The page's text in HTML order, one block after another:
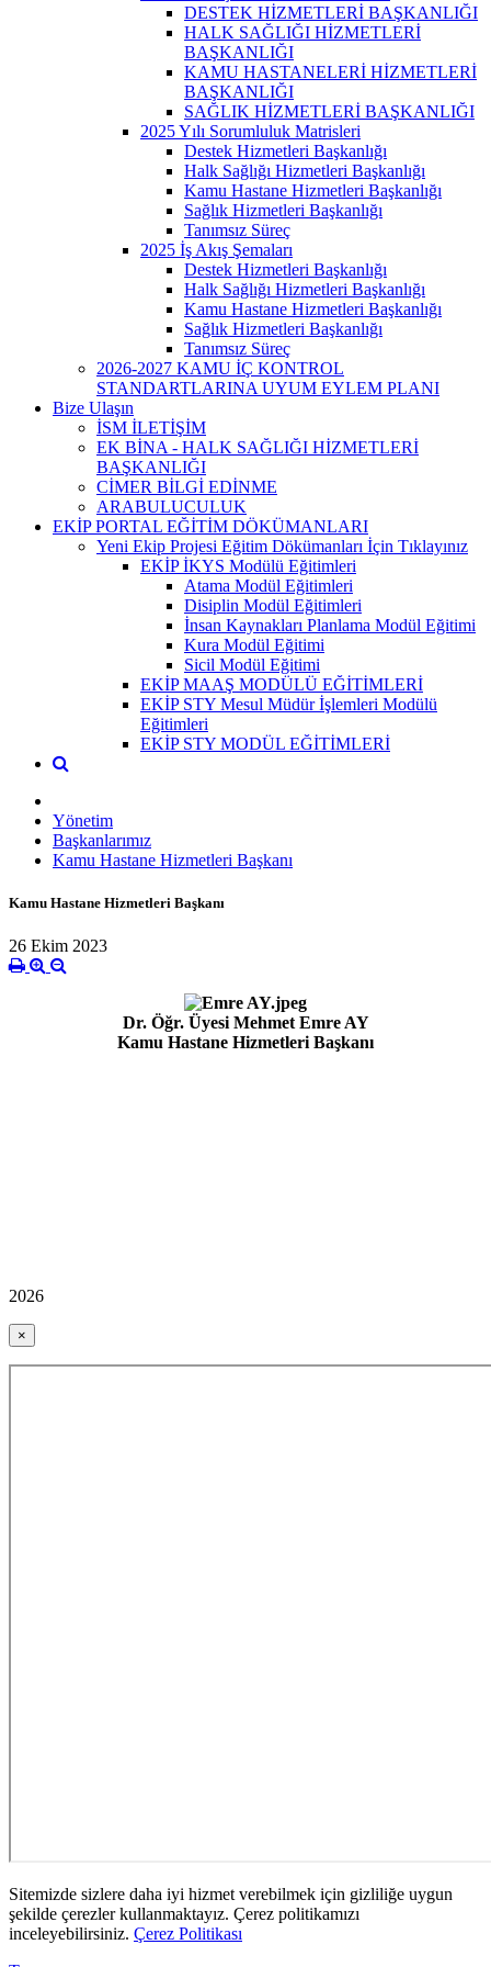
DESTEK HİZMETLERİ BAŞKANLIĞI
HALK SAĞLIĞI HİZMETLERİ
BAŞKANLIĞI
KAMU HASTANELERİ HİZMETLERİ
BAŞKANLIĞI
SAĞLIK HİZMETLERİ BAŞKANLIĞI
2025 Yılı Sorumluluk Matrisleri
Destek Hizmetleri Başkanlığı
Halk Sağlığı Hizmetleri Başkanlığı
Kamu Hastane Hizmetleri Başkanlığı
Sağlık Hizmetleri Başkanlığı
Tanımsız Süreç
2025 İş Akış Şemaları
Destek Hizmetleri Başkanlığı
Halk Sağlığı Hizmetleri Başkanlığı
Kamu Hastane Hizmetleri Başkanlığı
Sağlık Hizmetleri Başkanlığı
Tanımsız Süreç
2026-2027 KAMU İÇ KONTROL
STANDARTLARINA UYUM EYLEM PLANI
Bize Ulaşın
İSM İLETİŞİM
EK BİNA - HALK SAĞLIĞI HİZMETLERİ
BAŞKANLIĞI
CİMER BİLGİ EDİNME
ARABULUCULUK
EKİP PORTAL EĞİTİM DÖKÜMANLARI
Yeni Ekip Projesi Eğitim Dökümanları İçin Tıklayınız
EKİP İKYS Modülü Eğitimleri
Atama Modül Eğitimleri
Disiplin Modül Eğitimleri
İnsan Kaynakları Planlama Modül Eğitimi
Kura Modül Eğitimi
Sicil Modül Eğitimi
EKİP MAAŞ MODÜLÜ EĞİTİMLERİ
EKİP STY Mesul Müdür İşlemleri Modülü
Eğitimleri
EKİP STY MODÜL EĞİTİMLERİ
Yönetim
Başkanlarımız
Kamu Hastane Hizmetleri Başkanı
Kamu Hastane Hizmetleri Başkanı
26 Ekim 2023
Dr. Öğr. Üyesi Mehmet Emre AY
Kamu Hastane Hizmetleri Başkanı
2026
×
Sitemizde sizlere daha iyi hizmet verebilmek için gizliliğe uygun
şekilde çerezler kullanmaktayız. Çerez politikamızı
inceleyebilirsiniz. Çerez Politikası